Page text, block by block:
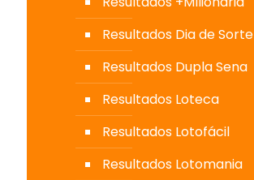
Resultados Dia de Sorte
Resultados Dupla Sena
Resultados Loteca
Resultados Lotofácil
Resultados Lotomania